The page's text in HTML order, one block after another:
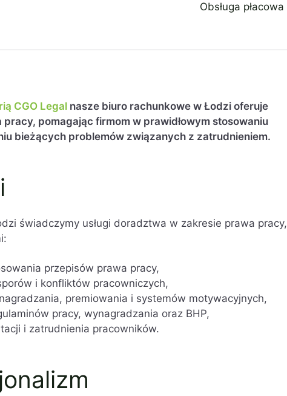
Obsługa płacowa
CGO Legal nasze biuro rachunkowe w Łodzi oferuje
pomagając firmom w prawidłowym stosowaniu
bieżących problemów związanych z zatrudnieniem.
świadczymy usługi doradztwa w zakresie prawa pracy,
przepisów prawa pracy,
i konfliktów pracowniczych,
premiowania i systemów motywacyjnych,
pracy, wynagradzania oraz BHP,
i zatrudnienia pracowników.